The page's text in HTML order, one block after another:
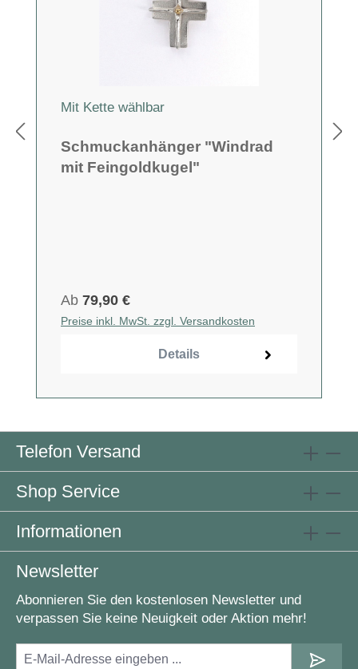
Mit Kette wählbar
Schmuckanhänger "Windrad
mit Feingoldkugel"
Ab 79,90 €
Preise inkl. MwSt. zzgl. Versandkosten
Details
Telefon Versand
Shop Service
Informationen
Newsletter
Abonnieren Sie den kostenlosen Newsletter und
verpassen Sie keine Neuigkeit oder Aktion mehr!